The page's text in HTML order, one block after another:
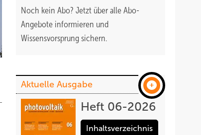
Noch kein Abo? Jetzt über alle Abo-
Angebote informieren und
Wissensvorsprung sichern.
Aktuelle Ausgabe
Heft 06-2026
Inhaltsverzeichnis